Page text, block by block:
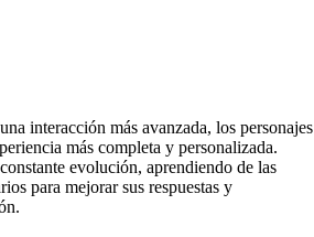
interacción más avanzada, los personajes
más completa y personalizada.
evolución, aprendiendo de las
para mejorar sus respuestas y